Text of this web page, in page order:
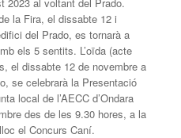
la Fira, el dissabte 12 i
del Prado, es tornarà a
els 5 sentits. L’oïda (acte
el dissabte 12 de novembre a
se celebrarà la Presentació
local de l’AECC d’Ondara
des de les 9.30 hores, a la
el Concurs Caní.